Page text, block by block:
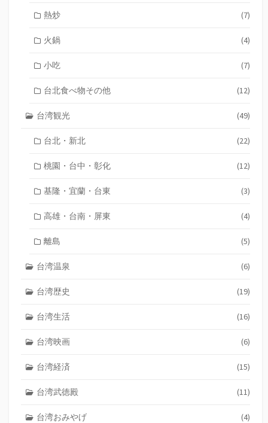
熱炒 (7)
火鍋 (4)
小吃 (7)
台北食べ物その他 (12)
台湾観光 (49)
台北・新北 (22)
桃園・台中・彰化 (12)
基隆・宜蘭・台東 (3)
高雄・台南・屏東 (4)
離島 (5)
台湾温泉 (6)
台湾歴史 (19)
台湾生活 (16)
台湾映画 (6)
台湾経済 (15)
台湾武徳殿 (11)
台湾おみやげ (4)